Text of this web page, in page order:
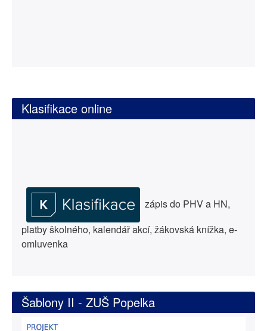
Klasifikace online
zápis do PHV a HN,
platby školného, kalendář akcí, žákovská knížka, e-
omluvenka
Šablony II - ZUŠ Popelka